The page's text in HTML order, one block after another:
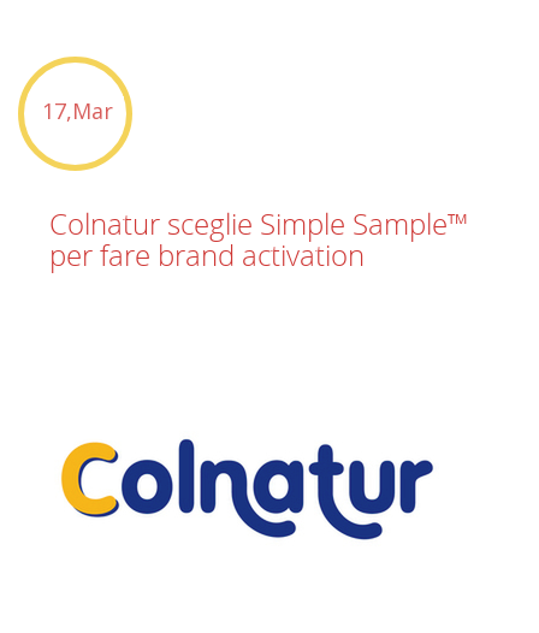
17,Mar
Colnatur sceglie Simple Sample™
per fare brand activation